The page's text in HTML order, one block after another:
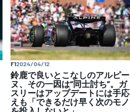
F12024/04/12
鈴鹿で良いとこなしのアルピー
ヌ、その一因は“同士討ち”。ガ
スリーはアップデートには手応
えも「できるだけ早く次のモノ